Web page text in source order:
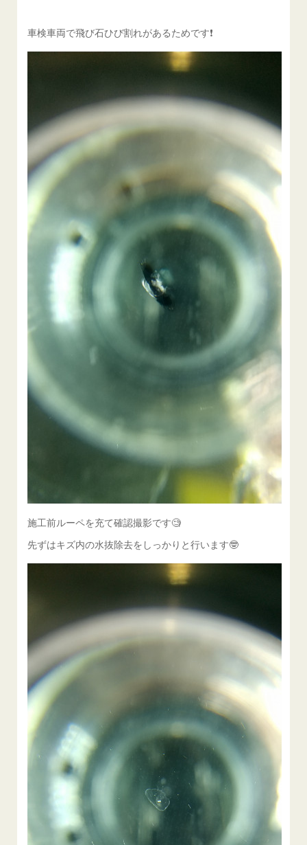
車検車両で飛び石ひび割れがあるためです❗️
施工前ルーペを充て確認撮影です🧐
先ずはキズ内の水抜除去をしっかりと行います🤓